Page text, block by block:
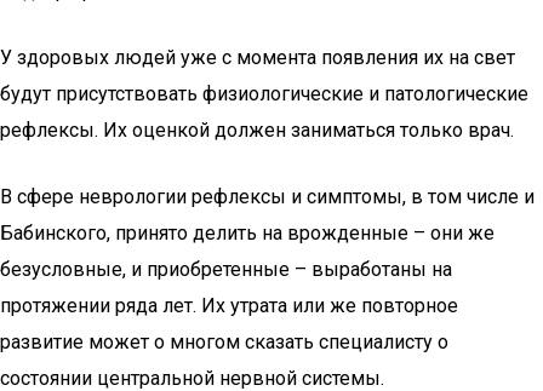
У здоровых людей уже с момента появления их на свет
будут присутствовать физиологические и патологические
рефлексы. Их оценкой должен заниматься только врач.
В сфере неврологии рефлексы и симптомы, в том числе и
Бабинского, принято делить на врожденные – они же
безусловные, и приобретенные – выработаны на
протяжении ряда лет. Их утрата или же повторное
развитие может о многом сказать специалисту о
состоянии центральной нервной системы.